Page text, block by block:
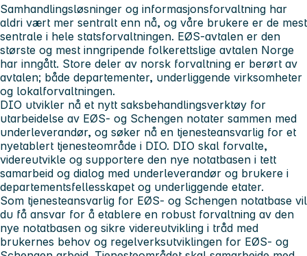
Samhandlingsløsninger og informasjonsforvaltning har
aldri vært mer sentralt enn nå, og våre brukere er de mest
sentrale i hele statsforvaltningen. EØS-avtalen er den
største og mest inngripende folkerettslige avtalen Norge
har inngått. Store deler av norsk forvaltning er berørt av
avtalen; både departementer, underliggende virksomheter
og lokalforvaltningen.
DIO utvikler nå et nytt saksbehandlingsverktøy for
utarbeidelse av EØS- og Schengen notater sammen med
underleverandør, og søker nå en tjenesteansvarlig for et
nyetablert tjenesteområde i DIO. DIO skal forvalte,
videreutvikle og supportere den nye notatbasen i tett
samarbeid og dialog med underleverandør og brukere i
departementsfellesskapet og underliggende etater.
Som tjenesteansvarlig for EØS- og Schengen notatbase vil
du få ansvar for å etablere en robust forvaltning av den
nye notatbasen og sikre videreutvikling i tråd med
brukernes behov og regelverksutviklingen for EØS- og